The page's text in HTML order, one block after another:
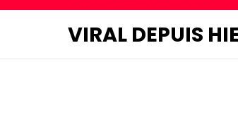
VIRAL DEPUIS